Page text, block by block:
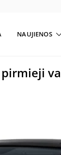
NAUJIENOS